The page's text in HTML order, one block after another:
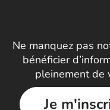
Ne manquez pas
bénéficier
pleinement de
Je